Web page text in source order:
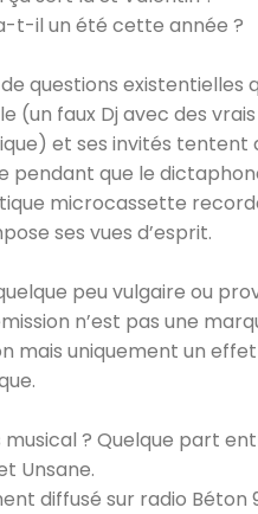
t-il un été cette année ?
questions existentielles
(un faux Dj avec des
et ses invités tentent
pendant que le
microcassette
ses vues d’esprit.
peu vulgaire ou
n’est pas une
mais uniquement un
musical ? Quelque part
Unsane.
diffusé sur radio Béton